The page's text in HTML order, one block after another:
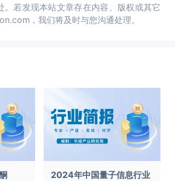
。若发现本站文章存在内容、版权或其它
，我们将及时与您沟通处理。
2024年中国量子信息行业